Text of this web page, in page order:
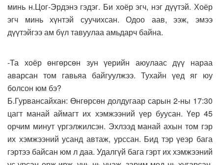
минь н.Цог-Эрдэнэ гэдэг. Би хоёр эгч, нэг дүүтэй. Хоёр
эгч минь хүнтэй суучихсан. Одоо аав, ээж, эмээ
дүүтэйгээ ам бүл тавуулаа амьдарч байна.
-Та хоёр өнгөрсөн зун үерийн аюулаас дүү нараа
аварсан том гавьяа байгуулжээ. Тухайн үед яг юу
болсон юм бэ?
Б.Гурвансайхан: Өнгөрсөн долдугаар сарын 2-ны 17:30
цагт манай аймагт их хэмжээний үер буусан. Үер 45
орчим минут үргэлжилсэн. Эхлээд манай ахын том гэр
их хэмжээний усанд автаж, урссан. Бид тэр үеэр бага
гэртээ байсан юм л даа. Удалгүй бага гэрт их хэмжээний